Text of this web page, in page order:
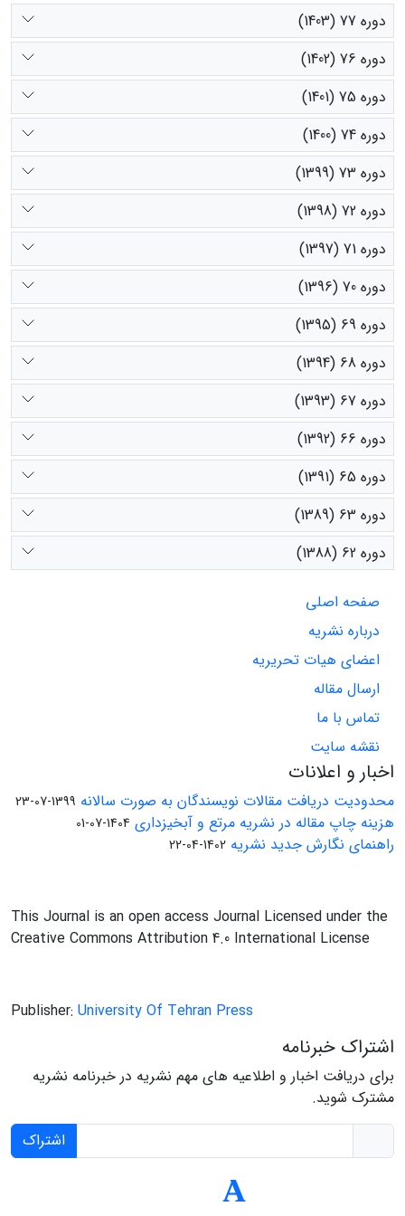
دوره 77 (1403)
دوره 76 (1402)
دوره 75 (1401)
دوره 74 (1400)
دوره 73 (1399)
دوره 72 (1398)
دوره 71 (1397)
دوره 70 (1396)
دوره 69 (1395)
دوره 68 (1394)
دوره 67 (1393)
دوره 66 (1392)
دوره 65 (1391)
دوره 63 (1389)
دوره 62 (1388)
صفحه اصلی
درباره نشریه
اعضای هیات تحریریه
ارسال مقاله
تماس با ما
نقشه سایت
اخبار و اعلانات
محدودیت دریافت مقالات نویسندگان به صورت سالانه 1399-07-23
هزینه چاپ مقاله در نشریه مرتع و آبخیزداری 1404-07-01
راهنمای نگارش جدید نشریه 1402-04-22
This Journal is an open access Journal Licensed under the
Creative Commons Attribution 4.0 International License
Publisher: University Of Tehran Press
اشتراک خبرنامه
برای دریافت اخبار و اطلاعیه های مهم نشریه در خبرنامه نشریه
مشترک شوید.
اشتراک